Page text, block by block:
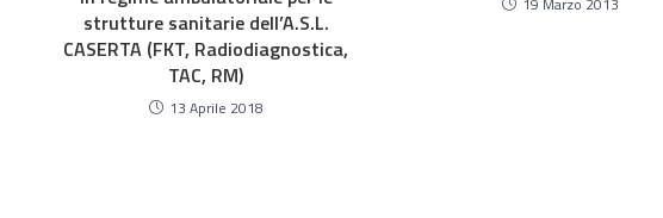
strutture sanitarie dell’A.S.L.
CASERTA (FKT, Radiodiagnostica,
TAC, RM)
13 Aprile 2018